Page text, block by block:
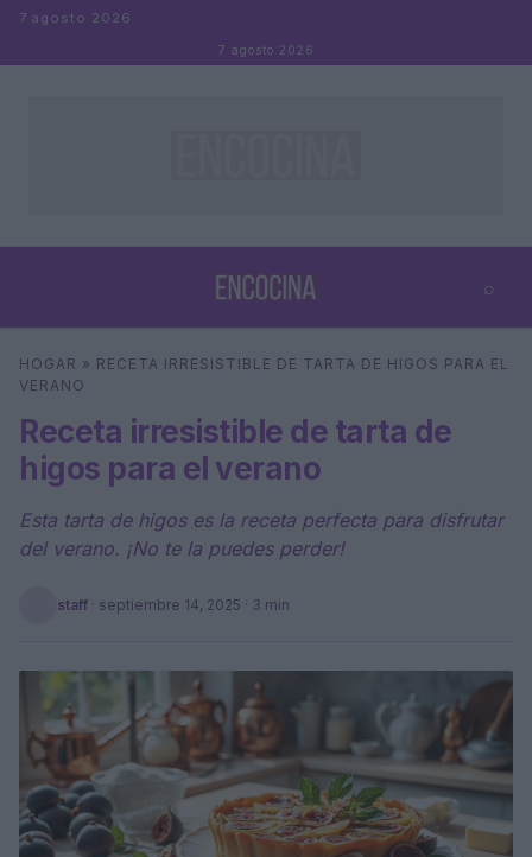
Saltar al contenido
7 agosto 2026
7 agosto 2026
⌕
Buscar ⌕ ×
HOGAR » RECETA IRRESISTIBLE DE TARTA DE HIGOS PARA EL
VERANO
Receta irresistible de tarta de
higos para el verano
Esta tarta de higos es la receta perfecta para disfrutar
del verano. ¡No te la puedes perder!
staff · septiembre 14, 2025 · 3 min